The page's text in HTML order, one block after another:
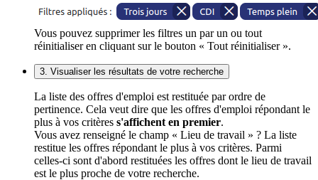
Vous pouvez supprimer les filtres un par un ou tout
réinitialiser en cliquant sur le bouton « Tout réinitialiser ».
3. Visualiser les résultats de votre recherche
La liste des offres d'emploi est restituée par ordre de
pertinence. Cela veut dire que les offres d'emploi répondant le
plus à vos critères s'affichent en premier.
Vous avez renseigné le champ « Lieu de travail » ? La liste
restitue les offres répondant le plus à vos critères. Parmi
celles-ci sont d'abord restituées les offres dont le lieu de travail
est le plus proche de votre recherche.